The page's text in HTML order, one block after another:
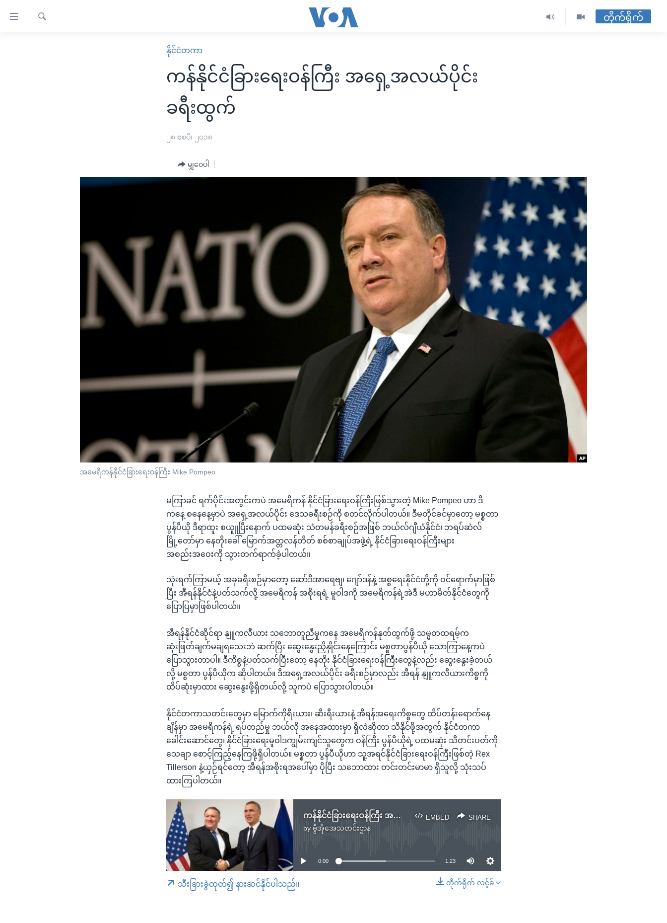
မကြေးမုံရဲ့ အင်္ဂလိပ်စာ
ရေဒီယိုနှင့်ရုပ်သံ အချက်အလက်များ
တိုက်ရိုက်
နိုင်ငံတကာ
ကန်နိုင်ငံခြားရေးဝန်ကြီး အရှေ့အလယ်ပိုင်း
ခရီးထွက်
၂၈ ဧၿပီ၊ ၂၀၁၈
မျှဝေပါ
အမေရိကန်နိုင်ငံခြားရေးဝန်ကြီး Mike Pompeo
မကြာခင် ရက်ပိုင်းအတွင်းကပဲ အမေရိကန် နိုင်ငံခြားရေးဝန်ကြီးဖြစ်သွားတဲ့ Mike Pompeo ဟာ ဒီ
ကနေ့ စနေနေ့မှာပဲ အရှေ့အလယ်ပိုင်း ဒေသခရီးစဉ်ကို စတင်လိုက်ပါတယ်။ ဒီမတိုင်ခင်မှာတော့ မစ္စတာ
ပွန်ပီယို ဒီရာထူး စယူူပြီးနောက် ပထမဆုံး သံတမန်ခရီးစဉ်အဖြစ် ဘယ်လ်ဂျီယံနိုင်ငံ၊ ဘရပ်ဆဲလ်
မြို့တော်မှာ နေတိုးခေါ် မြောက်အတ္တလန်တိတ် စစ်စာချုပ်အဖွဲ့ရဲ့ နိုင်ငံခြားရေးဝန်ကြီးများ
အစည်းအဝေးကို သွားတက်ရာက်ခဲ့ပါတယ်။
သုံးရက်ကြာမယ့် အခုခရီးစဉ်မှာတော့ ဆော်ဒီအာရေဗျ၊ ဂျော်ဒန်နဲ့ အစ္စရေးနိုင်ငံတို့ကို ဝင်ရောက်မှာဖြစ်
ပြီး အီရန်နိုင်ငံနဲ့ပတ်သက်လို့ အမေရိကန် အစိုးရရဲ့ မူဝါဒကို အမေရိကန်ရဲ့အဲဒီ မဟာမိတ်နိုင်ငံတွေကို
ပြောပြမှာဖြစ်ပါတယ်။
အီရန်နိုင်ငံဆိုင်ရာ နျူကလီယား သဘောတူညီမှုကနေ အမေရိကန်နုတ်ထွက်ဖို့ သမ္မတထရမ့်က
ဆုံးဖြတ်ချက်မချရသေးဘဲ ဆက်ပြီး ဆွေးနွေးညှိနှိုင်းနေကြောင်း မစ္စတာပွန်ပီယို သောကြာနေ့ကပဲ
ပြောသွားတာပါ။ ဒီကိစ္စနဲ့ပတ်သက်ပြီးတော့ နေတိုး နိုင်ငံခြားရေးဝန်ကြီးတွေနဲ့လည်း ဆွေးနွေးခဲ့တယ်
လို့ မစ္စတာ ပွန်ပီယိုက ဆိုပါတယ်။ ဒီအရှေ့အလယ်ပိုင်း ခရီးစဉ်မှာလည်း အီရန် နျူကလီယားကိစ္စကို
ထိပ်ဆုံးမှာထား ဆွေးနွေးဖို့ရှိတယ်လို့ သူကပဲ ပြောသွားပါတယ်။
နိုင်ငံတကာသတင်းတွေမှာ မြောက်ကိုရီးယား၊ ဆီးရီးယားနဲ့ အီရန်အရေးကိစ္စတွေ ထိပ်တန်းရောက်နေ
ချိန်မှာ အမေရိကန်ရဲ့ ရပ်တည်မှု ဘယ်လို အနေအထားမှာ ရှိလဲဆိုတာ သိနိုင်ဖို့အတွက် နိုင်ငံတကာ
ခေါင်းဆောင်တွေ၊ နိုင်ငံခြားရေးမူဝါဒကျွမ်းကျင်သူတွေက ဝန်ကြီး ပွန်ပီယိုရဲ့ ပထမဆုံး သီတင်းပတ်ကို
သေချာ စောင့်ကြည့်နေကြဖို့ရှိပါတယ်။ မစ္စတာ ပွန်ပီယိုဟာ သူ့အရင်နိုင်ငံခြားရေးဝန်ကြီးဖြစ်တဲ့ Rex
Tillerson နဲ့ယှဉ်ရင်တော့ အီရန်အစိုးရအပေါ်မှာ ပိုပြီး သဘောထား တင်းတင်းမာမာ ရှိသူလို့ သုံးသပ်
ထားကြပါတယ်။
EMBED SHARE
ကန်နိုင်ငံခြားရေးဝန်ကြီး အရှေ့အလယ်ပိုင်း ခရီးထွက်
byဗွီအိုအေသတင်းဌာန
SHARE
No media source currently available
0:00 1:23
တိုက်ရိုက် လင့်ခ်
သီးခြားခွဲထုတ်၍ နားဆင်နိုင်ပါသည်။